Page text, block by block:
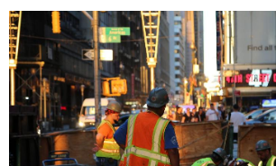
文化产业
地方频道
北京 天津 河北